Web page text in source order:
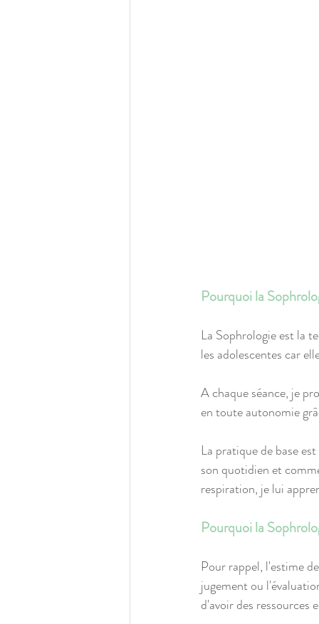
Pourquoi la
La Sophrologie est la
les adolescentes car
A chaque séance, je
en toute autonomie
La pratique de base
son quotidien et
respiration, je lui
Pourquoi la
Pour rappel, l'estime
jugement ou
d'avoir des